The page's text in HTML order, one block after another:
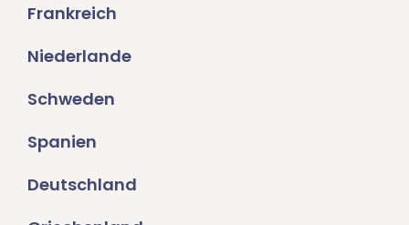
Frankreich
Niederlande
Schweden
Spanien
Deutschland